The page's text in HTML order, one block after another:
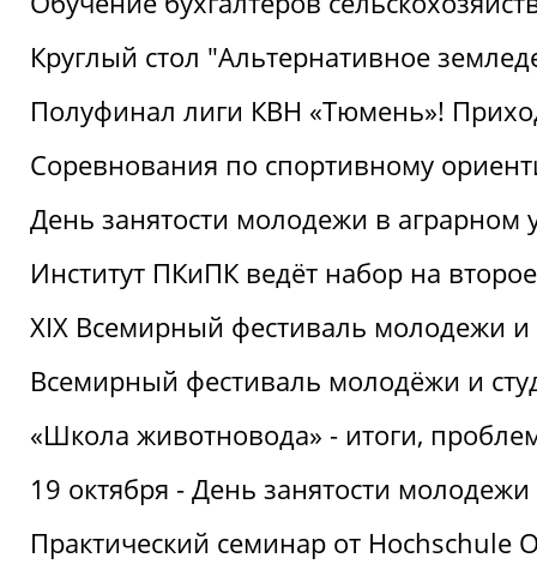
Круглый стол "Альтернативное
Полуфинал лиги КВН «Тюмень»!
Соревнования по спортивному
День занятости молодежи в аграрном
Институт ПКиПК ведёт набор на
XIX Всемирный фестиваль молодежи
Всемирный фестиваль молодёжи и
«Школа животновода» - итоги,
19 октября - День занятости молодежи
Практический семинар от Hochschule